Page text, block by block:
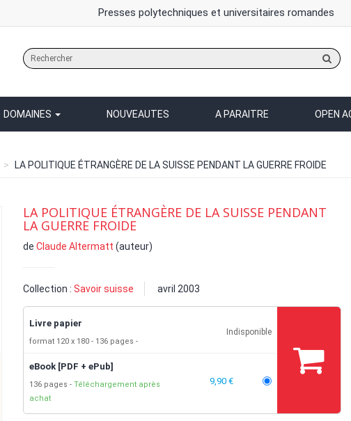
Presses polytechniques et universitaires romandes
sur
site
DOMAINES NOUVEAUTES A PARAITRE OPEN
LA POLITIQUE ÉTRANGÈRE DE LA SUISSE PENDANT LA GUERRE FROIDE
LA POLITIQUE ÉTRANGÈRE DE LA SUISSE PENDANT
LA GUERRE FROIDE
de Claude Altermatt (auteur)
Collection : Savoir suisse avril 2003
Livre papier
format 120 x 180 136 pages
Indisponible
eBook [PDF + ePub]
136 pages
Téléchargement après
achat
9,90 €